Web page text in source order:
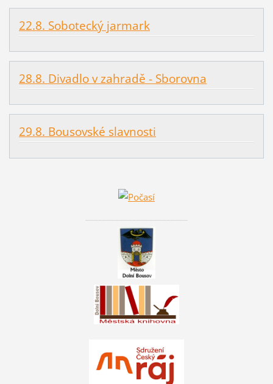
22.8. Sobotecký jarmark
28.8. Divadlo v zahradě - Sborovna
29.8. Bousovské slavnosti